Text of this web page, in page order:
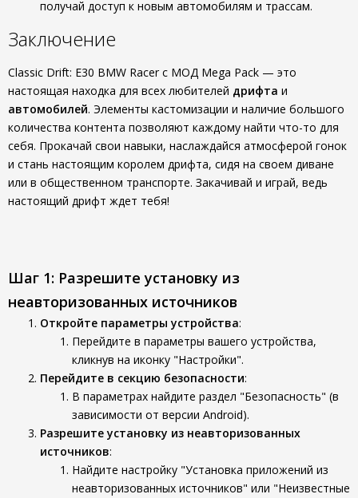
получай доступ к новым автомобилям и трассам.
Заключение
Classic Drift: E30 BMW Racer с МОД Mega Pack — это
настоящая находка для всех любителей дрифта и
автомобилей. Элементы кастомизации и наличие большого
количества контента позволяют каждому найти что-то для
себя. Прокачай свои навыки, наслаждайся атмосферой гонок
и стань настоящим королем дрифта, сидя на своем диване
или в общественном транспорте. Закачивай и играй, ведь
настоящий дрифт ждет тебя!
Шаг 1: Разрешите установку из
неавторизованных источников
Откройте параметры устройства:
Перейдите в параметры вашего устройства,
кликнув на иконку "Настройки".
Перейдите в секцию безопасности:
В параметрах найдите раздел "Безопасность" (в
зависимости от версии Android).
Разрешите установку из неавторизованных
источников:
Найдите настройку "Установка приложений из
неавторизованных источников" или "Неизвестные